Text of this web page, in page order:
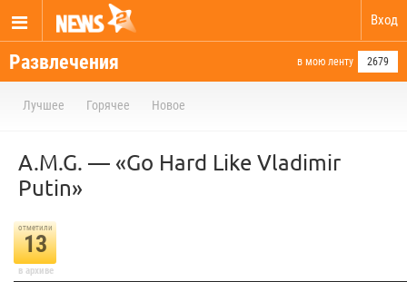
Вход
Развлечения в мою ленту 2679
Лучшее Горячее Новое
A.M.G. — «Go Hard Like Vladimir
Putin»
отметили
13
в архиве